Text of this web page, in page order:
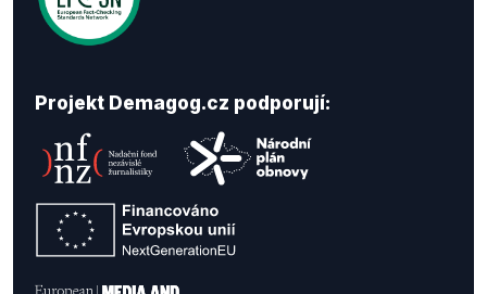
Projekt Demagog.cz podporují: